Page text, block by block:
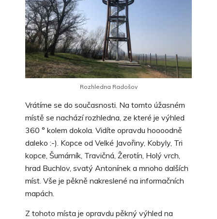
Rozhledna Radošov
Vrátíme se do současnosti. Na tomto úžasném
místě se nachází rozhledna, ze které je výhled
360 ° kolem dokola. Vidíte opravdu hoooodně
daleko :-). Kopce od Velké Javořiny, Kobyly, Tri
kopce, Šumárník, Travičná, Žerotín, Holý vrch,
hrad Buchlov, svatý Antonínek a mnoho dalších
míst. Vše je pěkně nakreslené na informačních
mapách.
Z tohoto místa je opravdu pěkný výhled na